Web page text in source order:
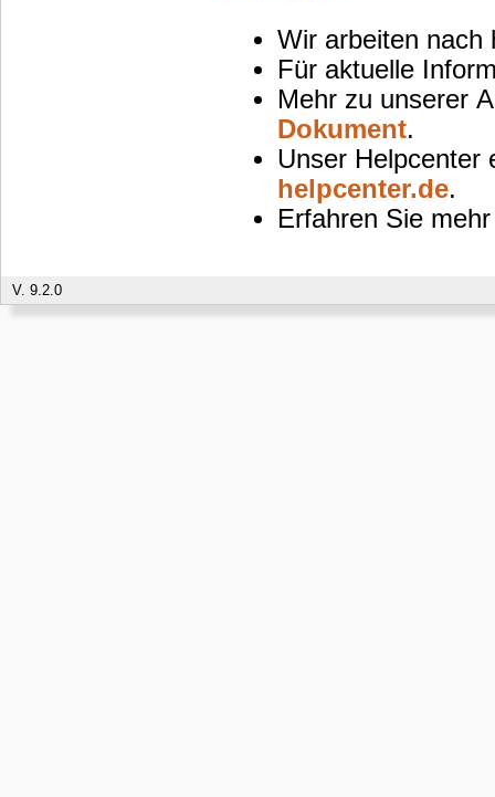
Wir arbeiten
Für aktuelle
Mehr zu unserer
Dokument.
Unser Helpcenter
helpcenter.de.
Erfahren Sie
V. 9.2.0